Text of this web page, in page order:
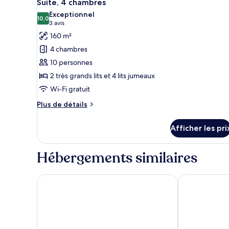
toutes
les
photos
pour
ce
type
de
chambre :
Suite,
Suite, 4 chambres
10,010,0 sur 10
Exceptionnel
3 avis
(3 avis)
160 m²
4 chambres
10 personnes
2 très grands lits et 4 lits jumeaux
Wi-Fi gratuit
Plus de détails
Plus
Suite,
chambres
Afficher les
Hébergements similaires
Dialoog Seminyak Desa Potato